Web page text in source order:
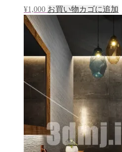
¥1,000 お買い物カゴに追加